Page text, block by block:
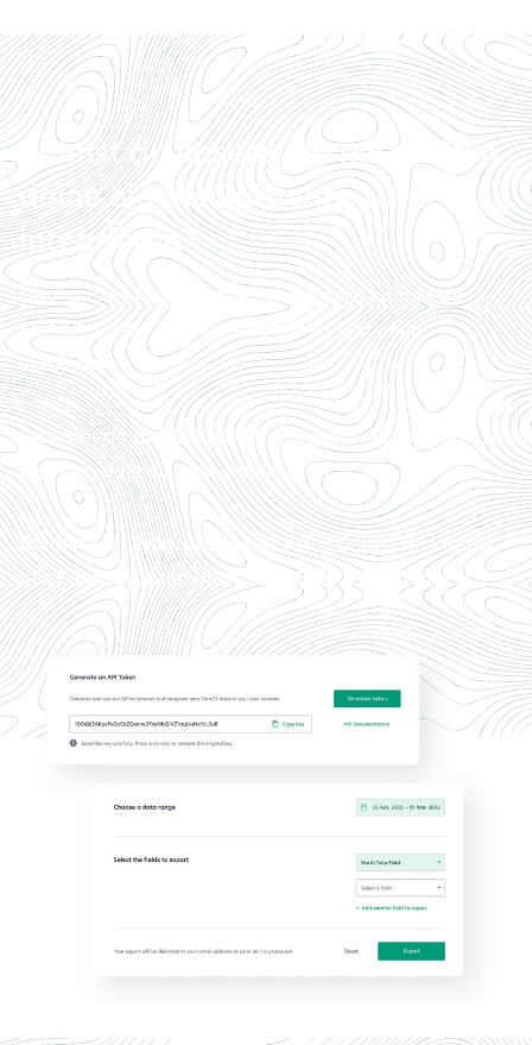
Kannst du unsere API nutzen, um
deine eigene Software zu
integrieren?
Über unsere Programmierschnittstelle kannst du
Farm21-Daten mit deinen eigenen Systemen
verbinden.
Das gibt dir die Flexibilität, deine eigene Software zu
erstellen oder zu verwenden.
Du bist kein Programmierer? Keine Sorge, du kannst
alle Farm21-Daten auch nach Excel exportieren.